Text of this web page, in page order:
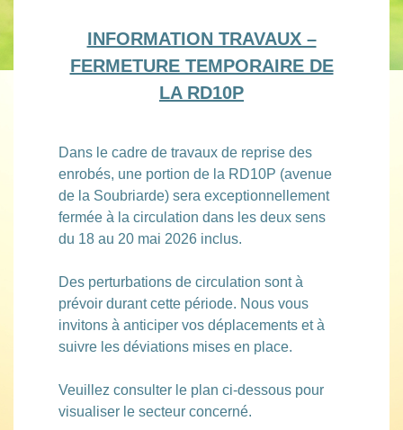
INFORMATION TRAVAUX –
FERMETURE TEMPORAIRE DE
LA RD10P
Dans le cadre de travaux de reprise des
enrobés, une portion de la RD10P (avenue
de la Soubriarde) sera exceptionnellement
fermée à la circulation dans les deux sens
du 18 au 20 mai 2026 inclus.
Des perturbations de circulation sont à
prévoir durant cette période. Nous vous
invitons à anticiper vos déplacements et à
suivre les déviations mises en place.
Veuillez consulter le plan ci-dessous pour
visualiser le secteur concerné.